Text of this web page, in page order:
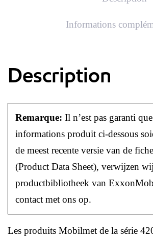
Informations
Description
Remarque: Il n’est pas garanti
informations produit ci-dessous
de meest recente versie van de
(Product Data Sheet), verwijzen
productbibliotheek van
contact met ons op.
Les produits Mobilmet de la série